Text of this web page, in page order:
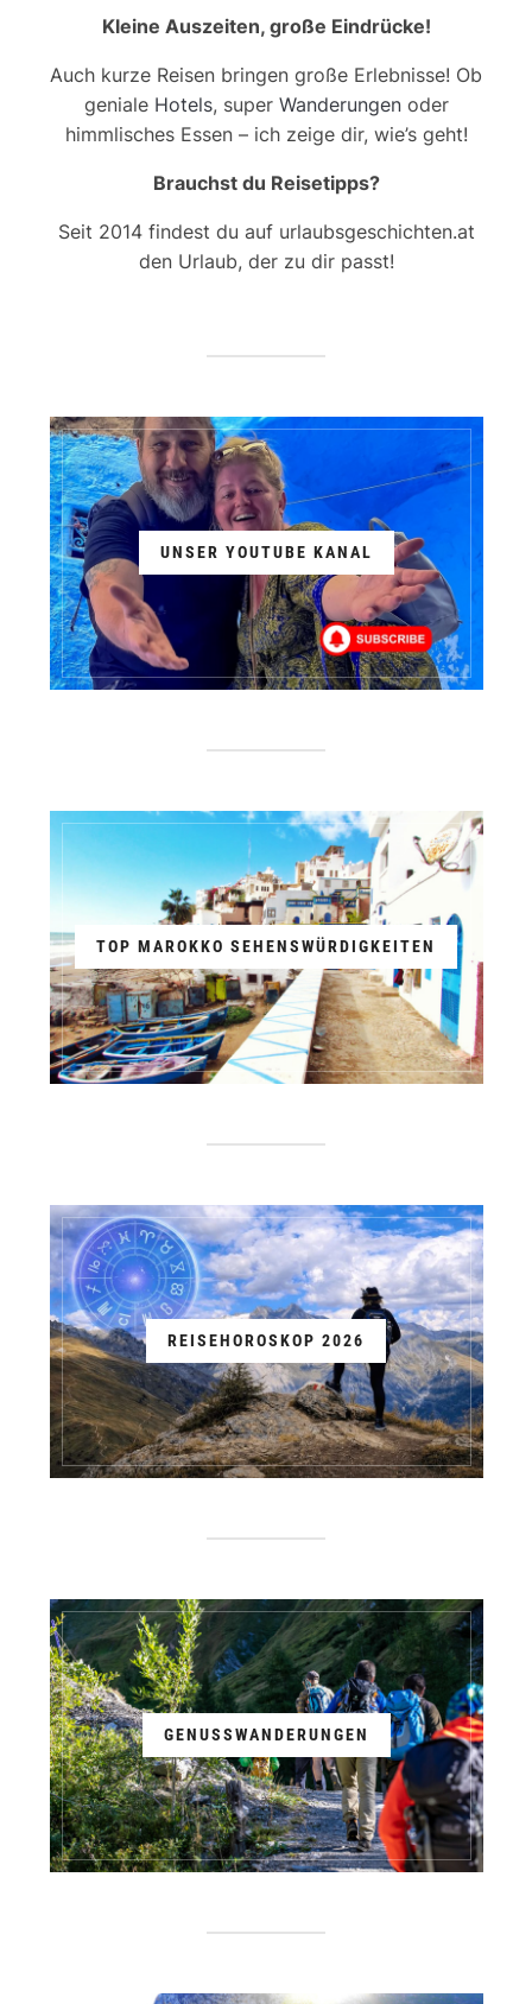
Kleine Auszeiten, große Eindrücke!
Auch kurze Reisen bringen große Erlebnisse! Ob
geniale Hotels, super Wanderungenoder
himmlisches Essen – ich zeige dir, wie’s geht!
Brauchst du Reisetipps?
Seit 2014 findest du auf urlaubsgeschichten.at
den Urlaub, der zu dir passt!
UNSER YOUTUBE KANAL
TOP MAROKKO SEHENSWÜRDIGKEITEN
REISEHOROSKOP 2026
GENUSSWANDERUNGEN